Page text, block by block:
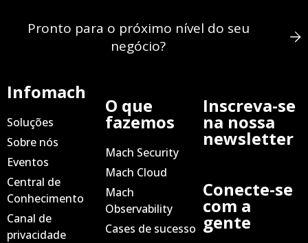
Pronto para o próximo nível do seu
negócio?
Infomach
Soluções
Sobre nós
Eventos
Central de
Conhecimento
Canal de
privacidade
O que
fazemos
Mach Security
Mach Cloud
Mach
Observability
Cases de sucesso
Inscreva-se
na nossa
newsletter
Conecte-se
com a
gente